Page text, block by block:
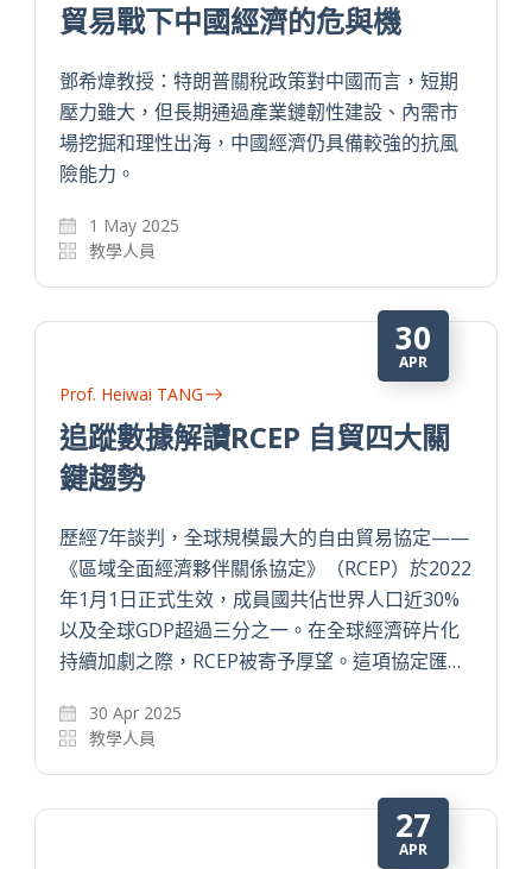
貿易戰下中國經濟的危與機
鄧希煒教授：特朗普關稅政策對中國而言，短期
壓力雖大，但長期通過產業鏈韌性建設、內需市
場挖掘和理性出海，中國經濟仍具備較強的抗風
險能力。
1 May 2025
教學人員
30
APR
Prof. Heiwai TANG
追蹤數據解讀RCEP 自貿四大關
鍵趨勢
歷經7年談判，全球規模最大的自由貿易協定——
《區域全面經濟夥伴關係協定》（RCEP）於2022
年1月1日正式生效，成員國共佔世界人口近30%
以及全球GDP超過三分之一。在全球經濟碎片化
持續加劇之際，RCEP被寄予厚望。這項協定匯…
30 Apr 2025
教學人員
27
APR